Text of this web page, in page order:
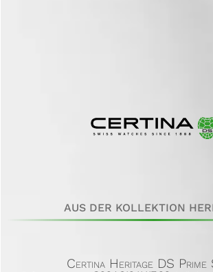
AUS DER KOLLEKTION
Certina Heritage DS Prime